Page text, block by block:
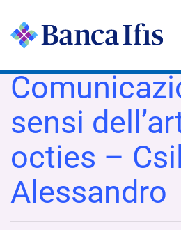
sensi
octies –
Alessandro